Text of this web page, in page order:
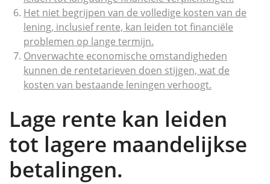
Het niet begrijpen van de volledige kosten van de
lening, inclusief rente, kan leiden tot financiële
problemen op lange termijn.
Onverwachte economische omstandigheden
kunnen de rentetarieven doen stijgen, wat de
kosten van bestaande leningen verhoogt.
Lage rente kan leiden
tot lagere maandelijkse
betalingen.